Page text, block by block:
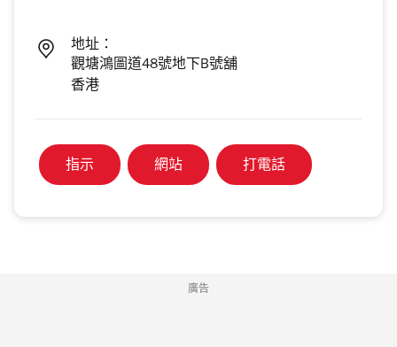
地址：
觀塘鴻圖道48號地下B號舖
香港
指示 網站 打電話
廣告